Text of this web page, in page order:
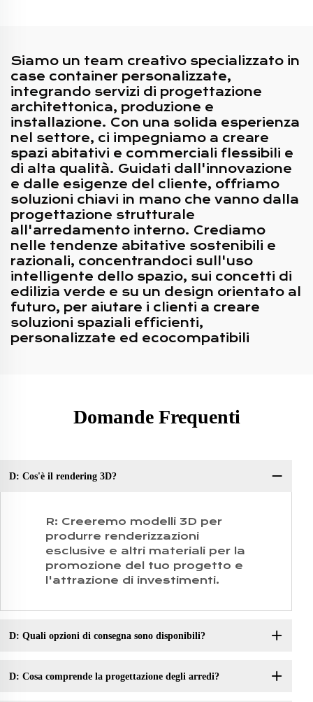
Siamo un team creativo specializzato in
case container personalizzate,
integrando servizi di progettazione
architettonica, produzione e
installazione. Con una solida esperienza
nel settore, ci impegniamo a creare
spazi abitativi e commerciali flessibili e
di alta qualità. Guidati dall'innovazione
e dalle esigenze del cliente, offriamo
soluzioni chiavi in mano che vanno dalla
progettazione strutturale
all'arredamento interno. Crediamo
nelle tendenze abitative sostenibili e
razionali, concentrandoci sull'uso
intelligente dello spazio, sui concetti di
edilizia verde e su un design orientato al
futuro, per aiutare i clienti a creare
soluzioni spaziali efficienti,
personalizzate ed ecocompatibili
Domande Frequenti
D: Cos'è il rendering 3D?
R: Creeremo modelli 3D per
produrre renderizzazioni
esclusive e altri materiali per la
promozione del tuo progetto e
l'attrazione di investimenti.
D: Quali opzioni di consegna sono disponibili?
D: Cosa comprende la progettazione degli arredi?